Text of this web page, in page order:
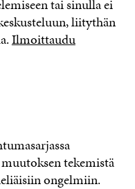
tai sinulla ei
liitythän
Ilmoittaudu
tekemistä
ongelmiin.